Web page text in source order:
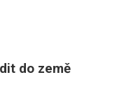
do země